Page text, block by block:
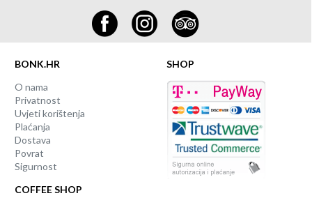
BONK.HR
O nama
Privatnost
Uvjeti korištenja
Plaćanja
Dostava
Povrat
Sigurnost
COFFEE SHOP
SHOP